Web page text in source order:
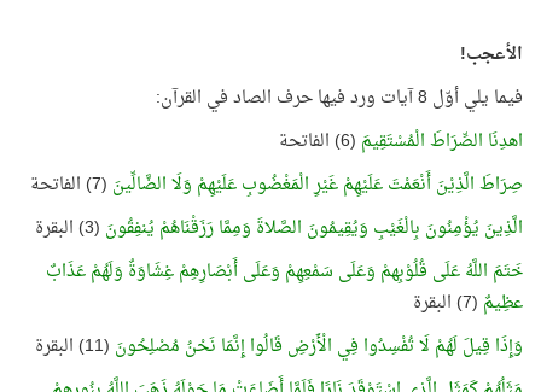
الأعجب!
فيما يلي أوّل 8 آيات ورد فيها حرف الصاد في القرآن:
اهدِنَا الصِّرَاطَ الْمُسْتَقِيمَ (6) الفاتحة
صِرَاطَ الَّذِيْنَ أَنْعَمْتَ عَلَيْهِمْ غَيْرِ الْمَغْضُوبِ عَلَيْهِمْ وَلَا الضَّالِّينَ (7) الفاتحة
الَّذِينَ يُؤْمِنُونَ بِالْغَيْبِ وَيُقِيمُونَ الصَّلاةَ وَمِمَّا رَزَقْنَاهُمْ يُنفِقُونَ (3) البقرة
خَتَمَ اللَّهُ عَلَى قُلُوْبِهمْ وَعَلَى سَمْعِهِمْ وَعَلَى أَبْصَارِهِمْ غِشَاوَةٌ وَلَهُمْ عَذَابٌ
عظِيمٌ (7) البقرة
وَإِذَا قِيلَ لَهُمْ لَا تُفْسِدُوا فِي الْأَرْضِ قَالُوا إِنَّمَا نَحْنُ مُصْلِحُونَ (11) البقرة